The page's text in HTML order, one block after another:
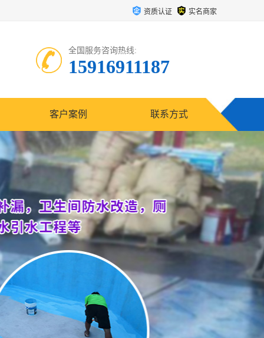
资质认证 实名商家
全国服务咨询热线:
15916911187
客户案例 联系方式